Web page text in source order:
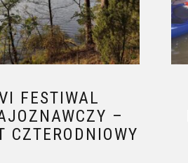
FESTIWAL
–
CZTERODNIOWY